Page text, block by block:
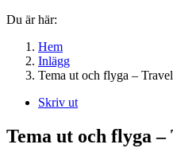
Du är här:
Hem
Inlägg
Tema ut och flyga –
Skriv ut
Tema ut och flyga